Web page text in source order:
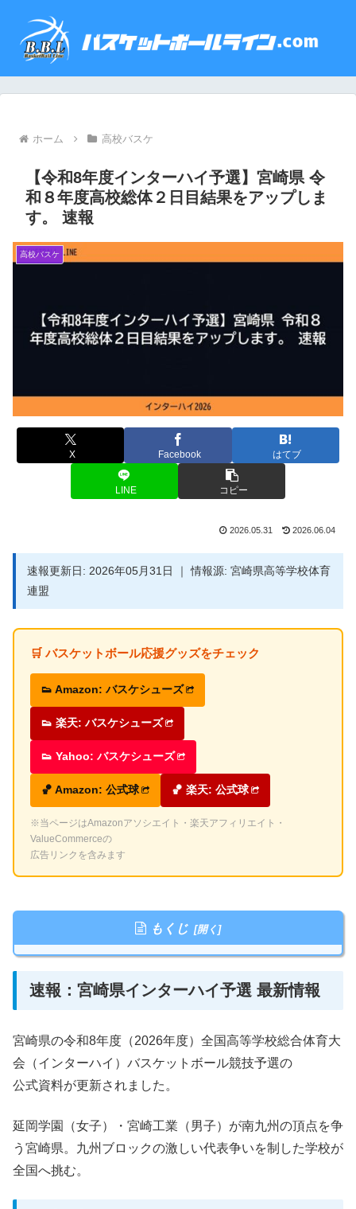
ホーム 高校バスケ
【令和8年度インターハイ予選】宮崎県 令
和８年度高校総体２日目結果をアップしま
す。 速報
高校バスケ
X Facebook はてブ
LINE コピー
2026.05.31 2026.06.04
速報更新日: 2026年05月31日 ｜ 情報源: 宮崎県高等学校体育
連盟
🛒 バスケットボール応援グッズをチェック
👟 Amazon: バスケシューズ
👟 楽天: バスケシューズ
👟 Yahoo: バスケシューズ
🏀 Amazon: 公式球 🏀 楽天: 公式球
※当ページはAmazonアソシエイト・楽天アフィリエイト・
ValueCommerceの
広告リンクを含みます
もくじ
速報：宮崎県インターハイ予選 最新情報
宮崎県の令和8年度（2026年度）全国高等学校総合体育大
会（インターハイ）バスケットボール競技予選の
公式資料が更新されました。
延岡学園（女子）・宮崎工業（男子）が南九州の頂点を争
う宮崎県。九州ブロックの激しい代表争いを制した学校が
全国へ挑む。